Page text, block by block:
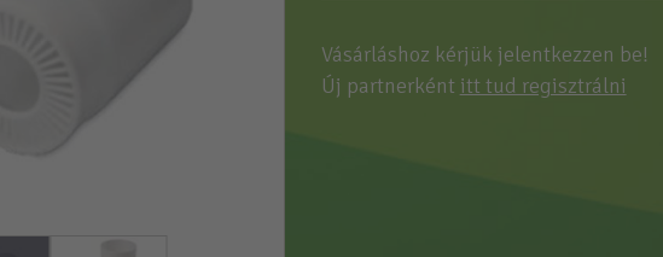
Vásárláshoz kérjük jelentkezzen be!
Új partnerként itt tud regisztrálni